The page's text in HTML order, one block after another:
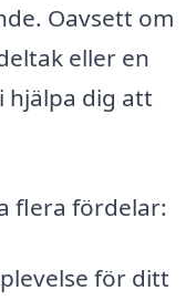
Oavsett om
eller en
hjälpa dig att
flera fördelar:
för ditt